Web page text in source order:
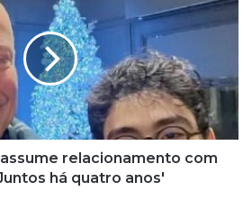
relacionamento com
há quatro anos'